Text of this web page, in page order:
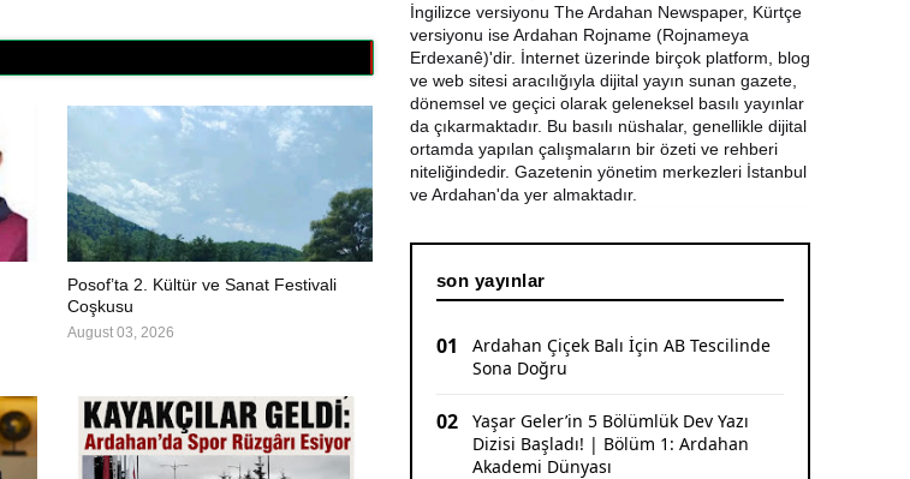
Posof’ta 2. Kültür ve Sanat Festivali
Coşkusu
August 03, 2026
Uluslararası Badminton Turnuvasında
Erzincanlı Sporculardan Büyük Başarı: 3
Altın, 1 Gümüş Madalya
Çıldır Gölü Yelken Yarışlarına Ev Sahipliği
Yaptı
CHP Ardahan'da Sürpriz Karar: İl Başkanı
İngilizce versiyonu The Ardahan Newspaper, Kürtçe
versiyonu ise Ardahan Rojname (Rojnameya
Erdexanê)'dir. İnternet üzerinde birçok platform, blog
ve web sitesi aracılığıyla dijital yayın sunan gazete,
dönemsel ve geçici olarak geleneksel basılı yayınlar
da çıkarmaktadır. Bu basılı nüshalar, genellikle dijital
ortamda yapılan çalışmaların bir özeti ve rehberi
niteliğindedir. Gazetenin yönetim merkezleri İstanbul
ve Ardahan'da yer almaktadır.
son yayınlar
01
Ardahan Çiçek Balı İçin AB Tescilinde
Sona Doğru
02
Yaşar Geler’in 5 Bölümlük Dev Yazı
Dizisi Başladı! | Bölüm 1: Ardahan
Akademi Dünyası